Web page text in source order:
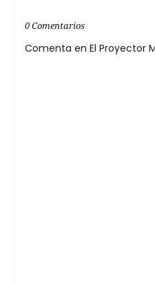
0 Comentarios
Comenta en El Proyector